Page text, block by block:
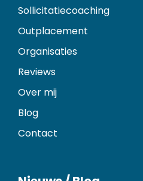
Sollicitatiecoaching
Outplacement
Organisaties
Reviews
Over mij
Blog
Contact